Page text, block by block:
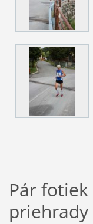
Pár
priehrady